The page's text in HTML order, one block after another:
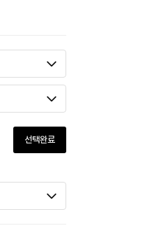
선택완료